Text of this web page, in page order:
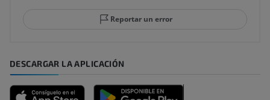
Reportar un error
DESCARGAR LA APLICACIÓN